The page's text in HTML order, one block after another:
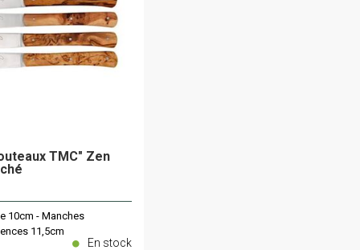
TMC" Zen
10cm - Manches
11,5cm
En stock